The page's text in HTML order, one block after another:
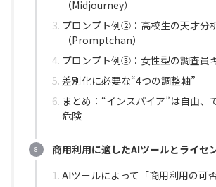
（Midjourney）
プロンプト例②：高校生の天才分
（Promptchan）
プロンプト例③：女性型の調査員
差別化に必要な“4つの調整軸”
まとめ：“インスパイア”は自由、
危険
商用利用に適したAIツールとライセ
AIツールによって「商用利用の可